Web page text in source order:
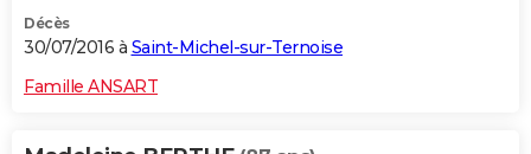
Décès
30/07/2016 à Saint-Michel-sur-Ternoise
Famille ANSART